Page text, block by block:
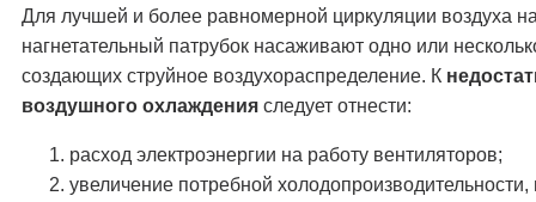
Для лучшей и более равномерной циркуляции воздуха
нагнетательный патрубок насаживают одно или
создающих струйное воздухораспределение. К
воздушного охлаждения следует отнести:
расход электроэнергии на работу вентиляторов;
увеличение потребной